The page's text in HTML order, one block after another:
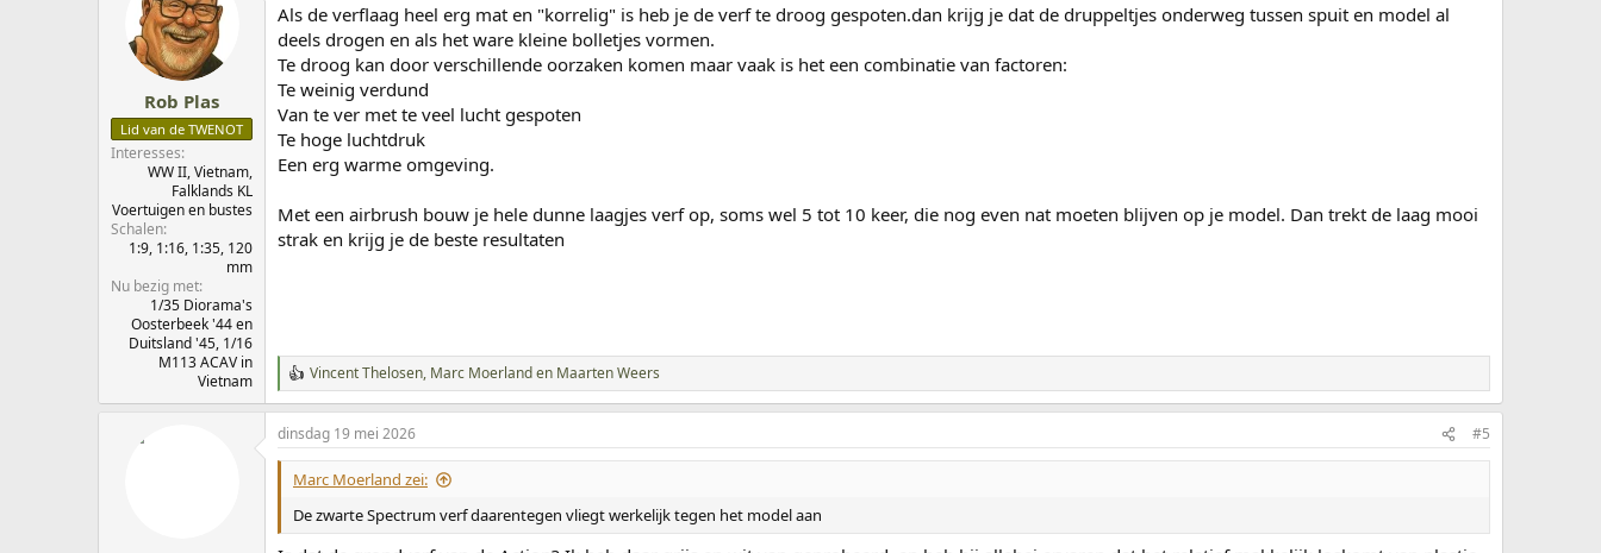
e
r
i
n
g
e
n
:
Rob Plas
Lid van de TWENOT
Interesses
WW II, Vietnam,
Falklands KL
Voertuigen en bustes
Schalen
1:9 1:16 1:35 120
mm
Nu bezig met
1/35 Diorama's
Oosterbeek '44 en
Duitsland '45, 1/16
M113 ACAV in
Vietnam
Als de verflaag heel erg mat en "korrelig" is heb je de verf te droog gespoten.dan krijg je dat de druppeltjes onderweg tussen spuit en model al
deels drogen en als het ware kleine bolletjes vormen.
Te droog kan door verschillende oorzaken komen maar vaak is het een combinatie van factoren:
Te weinig verdund
Van te ver met te veel lucht gespoten
Te hoge luchtdruk
Een erg warme omgeving.
Met een airbrush bouw je hele dunne laagjes verf op, soms wel 5 tot 10 keer, die nog even nat moeten blijven op je model. Dan trekt de laag mooi
strak en krijg je de beste resultaten
W
a
a
r
d
n
Vincent Thelosen, Marc Moerlanden Maarten Weers
dinsdag 19 mei 2026 #5
Marc Moerland zei:
De zwarte Spectrum verf daarentegen vliegt werkelijk tegen het model aan